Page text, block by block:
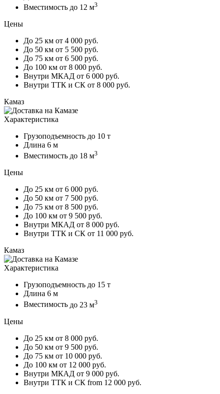
Вместимость до 12 м3
Цены
До 25 км от 4 000 руб.
До 50 км от 5 500 руб.
До 75 км от 6 500 руб.
До 100 км от 8 000 руб.
Внутри МКАД от 6 000 руб.
Внутри ТТК и СК от 8 000 руб.
Камаз
Характеристика
Грузоподъемность до 10 т
Длина 6 м
Вместимость до 18 м3
Цены
До 25 км от 6 000 руб.
До 50 км от 7 500 руб.
До 75 км от 8 500 руб.
До 100 км от 9 500 руб.
Внутри МКАД от 8 000 руб.
Внутри ТТК и СК от 11 000 руб.
Камаз
Характеристика
Грузоподъемность до 15 т
Длина 6 м
Вместимость до 23 м3
Цены
До 25 км от 8 000 руб.
До 50 км от 9 500 руб.
До 75 км от 10 000 руб.
До 100 км от 12 000 руб.
Внутри МКАД от 9 000 руб.
Внутри ТТК и СК from 12 000 руб.